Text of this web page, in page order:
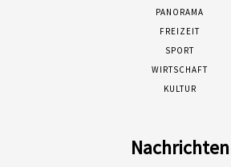
PANORAMA
FREIZEIT
SPORT
WIRTSCHAFT
KULTUR
Nachrichten